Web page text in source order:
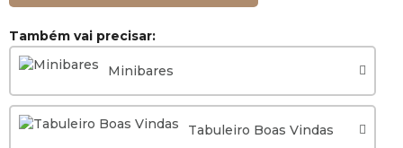
Também vai precisar:
Minibares
Tabuleiro Boas Vindas